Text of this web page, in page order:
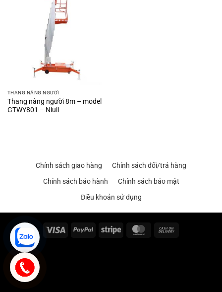
THANG NÂNG NGƯỜI
Thang nâng người 8m – model
GTWY801 – Niuli
Chính sách giao hàng
Chính sách đổi/trả hàng
Chính sách bảo hành
Chính sách bảo mật
Điều khoản sử dụng
Visa PayPal Stripe MasterCard